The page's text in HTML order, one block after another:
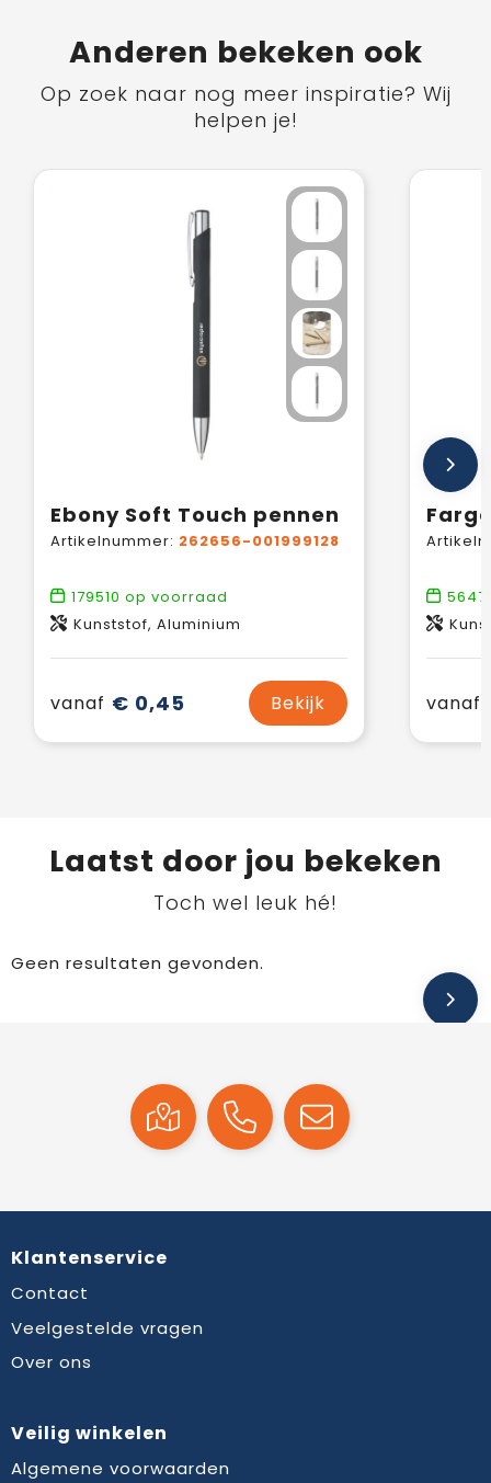
Anderen bekeken ook
Op zoek naar nog meer inspiratie? Wij
helpen je!
Ebony Soft Touch pennen
Artikelnummer: 262656-001999128
179510 op voorraad
Kunststof, Aluminium
vanaf € 0,45 Bekijk vanaf
Laatst door jou bekeken
Toch wel leuk hé!
Geen resultaten gevonden.
Klantenservice
Contact
Veelgestelde vragen
Over ons
Veilig winkelen
Algemene voorwaarden